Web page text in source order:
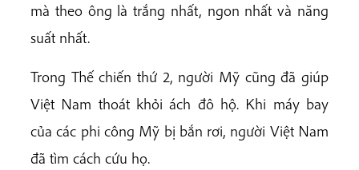
mà theo ông là trắng nhất, ngon nhất và năng
suất nhất.
Trong Thế chiến thứ 2, người Mỹ cũng đã giúp
Việt Nam thoát khỏi ách đô hộ. Khi máy bay
của các phi công Mỹ bị bắn rơi, người Việt Nam
đã tìm cách cứu họ.